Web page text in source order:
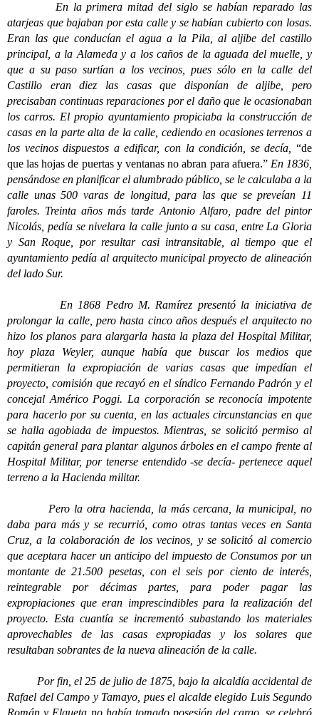
En la primera mitad del siglo se habían reparado las
atarjeas que bajaban por esta calle y se habían cubierto con losas.
Eran las que conducían el agua a la Pila, al aljibe del castillo
principal, a la Alameda y a los caños de la aguada del muelle, y
que a su paso surtían a los vecinos, pues sólo en la calle del
Castillo eran diez las casas que disponían de aljibe, pero
precisaban continuas reparaciones por el daño que le ocasionaban
los carros. El propio ayuntamiento propiciaba la construcción de
casas en la parte alta de la calle, cediendo en ocasiones terrenos a
los vecinos dispuestos a edificar, con la condición, se decía, “de
que las hojas de puertas y ventanas no abran para afuera.”En 1836,
pensándose en planificar el alumbrado público, se le calculaba a la
calle unas 500 varas de longitud, para las que se preveían 11
faroles. Treinta años más tarde Antonio Alfaro, padre del pintor
Nicolás, pedía se nivelara la calle junto a su casa, entre La Gloria
y San Roque, por resultar casi intransitable, al tiempo que el
ayuntamiento pedía al arquitecto municipal proyecto de alineación
del lado Sur.
En 1868 Pedro M. Ramírez presentó la iniciativa de
prolongar la calle, pero hasta cinco años después el arquitecto no
hizo los planos para alargarla hasta la plaza del Hospital Militar,
hoy plaza Weyler, aunque había que buscar los medios que
permitieran la expropiación de varias casas que impedían el
proyecto, comisión que recayó en el síndico Fernando Padrón y el
concejal Américo Poggi. La corporación se reconocía impotente
para hacerlo por su cuenta, en las actuales circunstancias en que
se halla agobiada de impuestos. Mientras, se solicitó permiso al
capitán general para plantar algunos árboles en el campo frente al
Hospital Militar, por tenerse entendido -se decía- pertenece aquel
terreno a la Hacienda militar.
Pero la otra hacienda, la más cercana, la municipal, no
daba para más y se recurrió, como otras tantas veces en Santa
Cruz, a la colaboración de los vecinos, y se solicitó al comercio
que aceptara hacer un anticipo del impuesto de Consumos por un
montante de 21.500 pesetas, con el seis por ciento de interés,
reintegrable por décimas partes, para poder pagar las
expropiaciones que eran imprescindibles para la realización del
proyecto. Esta cuantía se incrementó subastando los materiales
aprovechables de las casas expropiadas y los solares que
resultaban sobrantes de la nueva alineación de la calle.
Por fin, el 25 de julio de 1875, bajo la alcaldía accidental de
Rafael del Campo y Tamayo, pues el alcalde elegido Luis Segundo
Román y Elgueta no había tomado posesión del cargo, se celebró